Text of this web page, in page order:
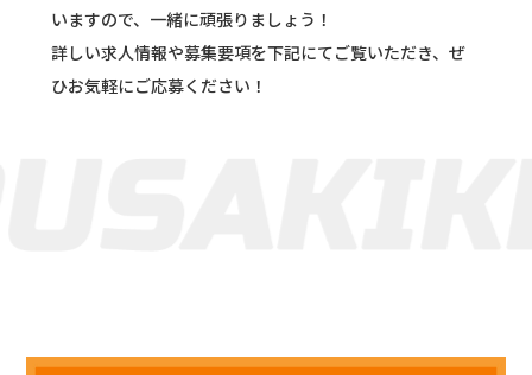
いますので、一緒に頑張りましょう！
詳しい求人情報や募集要項を下記にてご覧いただき、ぜ
ひお気軽にご応募ください！